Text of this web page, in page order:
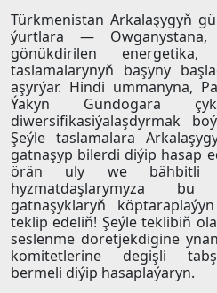
Türkmenistan Arkalaşygyň
ýurtlara — Owganystana,
gönükdirilen energetika,
taslamalarynyň başyny
aşyrýar. Hindi ummanyna,
Ýakyn Gündogara
diwersifikasiýalaşdyrmak
Şeýle taslamalara
gatnaşyp bilerdi diýip hasap
örän uly we bähbitli
hyzmatdaşlarymyza
gatnaşyklaryň
teklip edeliň! Şeýle teklibiň
seslenme döretjekdigine
komitetlerine degişli
bermeli diýip hasaplaýaryn.